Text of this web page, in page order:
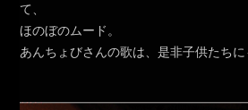
て、
ほのぼのムード。
あんちょびさんの歌は、是非子供たちに